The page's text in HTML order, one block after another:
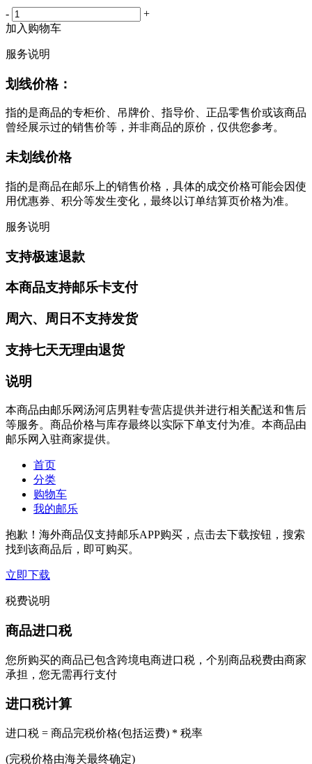
-
+
加入购物车
服务说明
划线价格：
指的是商品的专柜价、吊牌价、指导价、正品零售价或该商品
曾经展示过的销售价等，并非商品的原价，仅供您参考。
未划线价格
指的是商品在邮乐上的销售价格，具体的成交价格可能会因使
用优惠券、积分等发生变化，最终以订单结算页价格为准。
服务说明
支持极速退款
本商品支持邮乐卡支付
周六、周日不支持发货
支持七天无理由退货
说明
本商品由邮乐网汤河店男鞋专营店提供并进行相关配送和售后
等服务。商品价格与库存最终以实际下单支付为准。本商品由
邮乐网入驻商家提供。
首页
分类
购物车
我的邮乐
抱歉！海外商品仅支持邮乐APP购买，点击去下载按钮，搜索
找到该商品后，即可购买。
立即下载
税费说明
商品进口税
您所购买的商品已包含跨境电商进口税，个别商品税费由商家
承担，您无需再行支付
进口税计算
进口税 = 商品完税价格(包括运费) * 税率
(完税价格由海关最终确定)